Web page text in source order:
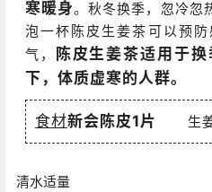
寒暖身。秋冬换季，忽冷忽
泡一杯陈皮生姜茶可以预
气，
陈皮生姜茶适用于
下，体质虚寒的人群。
食材新会陈皮1片 生
清水适量